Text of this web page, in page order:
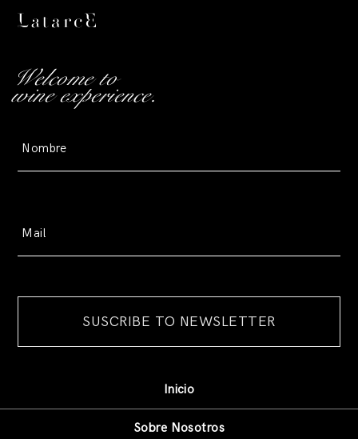
Welcome to
wine experience.
Inicio
Sobre Nosotros